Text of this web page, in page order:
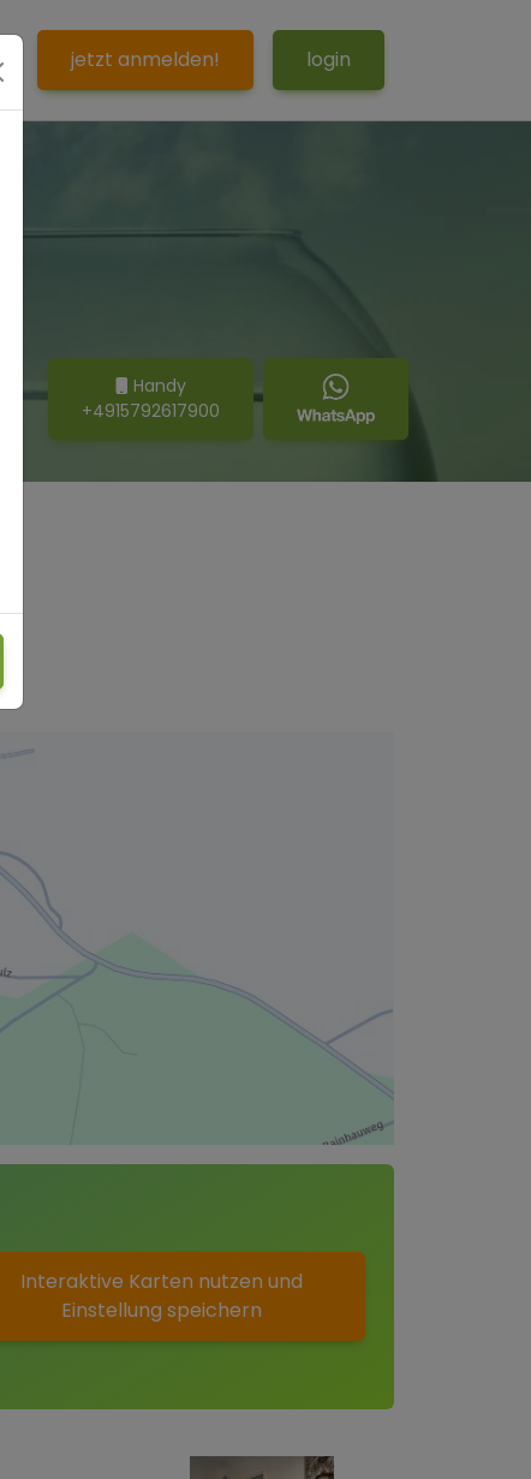
jetzt anmelden! login
Handy
+4915792617900
Interaktive Karten nutzen und
Einstellung speichern